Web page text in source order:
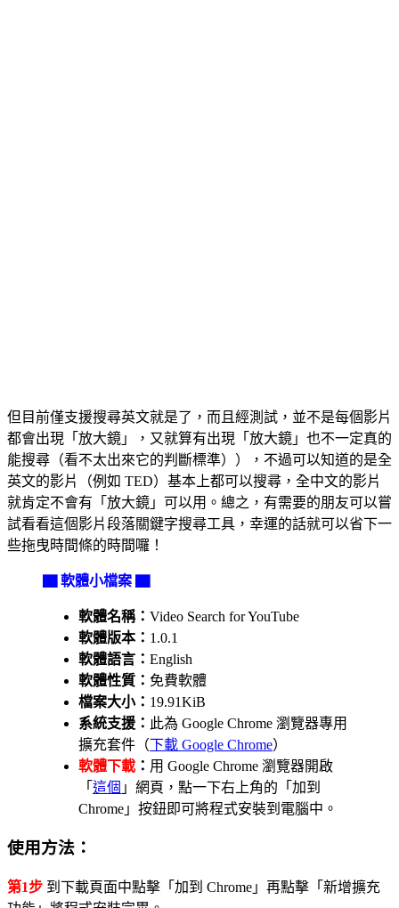
但目前僅支援搜尋英文就是了，而且經測試，並不是每個影片
都會出現「放大鏡」，又就算有出現「放大鏡」也不一定真的
能搜尋（看不太出來它的判斷標準）），不過可以知道的是全
英文的影片（例如 TED）基本上都可以搜尋，全中文的影片
就肯定不會有「放大鏡」可以用。總之，有需要的朋友可以嘗
試看看這個影片段落關鍵字搜尋工具，幸運的話就可以省下一
些拖曳時間條的時間囉！
▇ 軟體小檔案 ▇
軟體名稱： Video Search for YouTube
軟體版本： 1.0.1
軟體語言： English
軟體性質： 免費軟體
檔案大小： 19.91KiB
系統支援： 此為 Google Chrome 瀏覽器專用
擴充套件（下載 Google Chrome）
軟體下載 ： 用 Google Chrome 瀏覽器開啟
「 這個 」網頁，點一下右上角的「加到
Chrome」按鈕即可將程式安裝到電腦中。
使用方法：
第1步 到下載頁面中點擊「加到 Chrome」再點擊「新增擴充